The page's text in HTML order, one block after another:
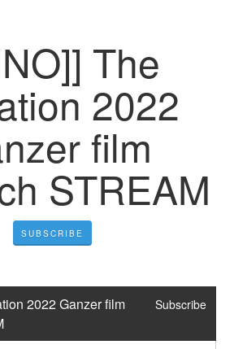
The
2022
film
STREAM
SUBSCRIBE
2022 Ganzer film
Subscribe